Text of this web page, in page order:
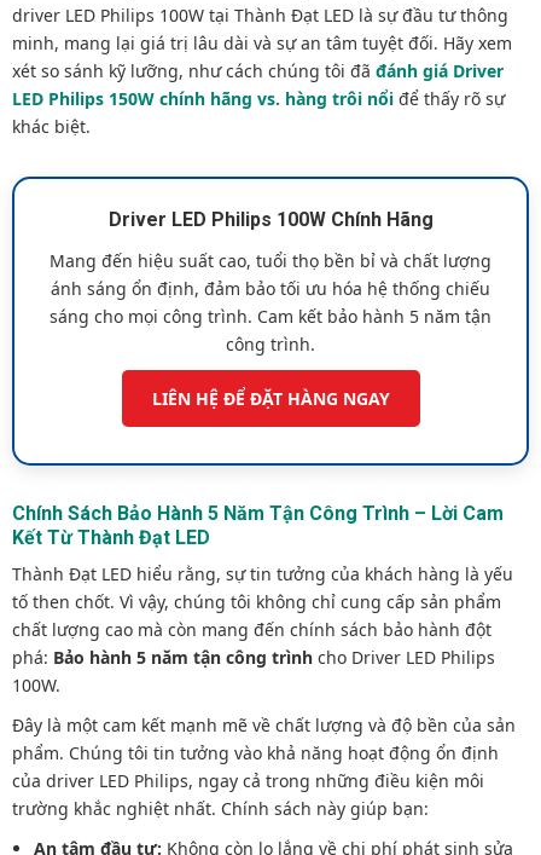
driver LED Philips 100W tại Thành Đạt LED là sự đầu tư thông
minh, mang lại giá trị lâu dài và sự an tâm tuyệt đối. Hãy xem
xét so sánh kỹ lưỡng, như cách chúng tôi đã đánh giá Driver
LED Philips 150W chính hãng vs. hàng trôi nổi để thấy rõ sự
khác biệt.
Driver LED Philips 100W Chính Hãng
Mang đến hiệu suất cao, tuổi thọ bền bỉ và chất lượng
ánh sáng ổn định, đảm bảo tối ưu hóa hệ thống chiếu
sáng cho mọi công trình. Cam kết bảo hành 5 năm tận
công trình.
LIÊN HỆ ĐỂ ĐẶT HÀNG NGAY
Chính Sách Bảo Hành 5 Năm Tận Công Trình – Lời Cam
Kết Từ Thành Đạt LED
Thành Đạt LED hiểu rằng, sự tin tưởng của khách hàng là yếu
tố then chốt. Vì vậy, chúng tôi không chỉ cung cấp sản phẩm
chất lượng cao mà còn mang đến chính sách bảo hành đột
phá: Bảo hành 5 năm tận công trình cho Driver LED Philips
100W.
Đây là một cam kết mạnh mẽ về chất lượng và độ bền của sản
phẩm. Chúng tôi tin tưởng vào khả năng hoạt động ổn định
của driver LED Philips, ngay cả trong những điều kiện môi
trường khắc nghiệt nhất. Chính sách này giúp bạn:
An tâm đầu tư: Không còn lo lắng về chi phí phát sinh sửa